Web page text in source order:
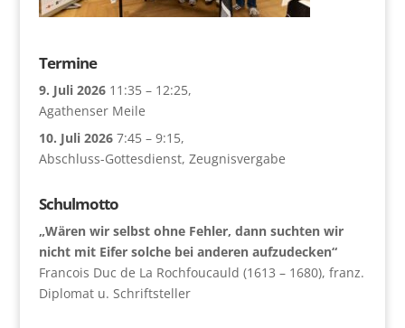
Termine
9. Juli 2026 11:35 – 12:25,
Agathenser Meile
10. Juli 2026 7:45 – 9:15,
Abschluss-Gottesdienst, Zeugnisvergabe
Schulmotto
„Wären wir selbst ohne Fehler, dann suchten wir
nicht mit Eifer solche bei anderen aufzudecken“
Francois Duc de La Rochfoucauld (1613 – 1680), franz.
Diplomat u. Schriftsteller